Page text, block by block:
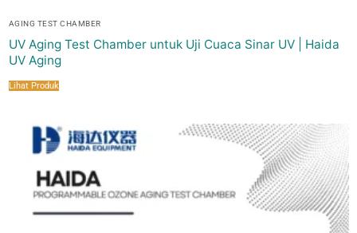
AGING TEST CHAMBER
UV Aging Test Chamber untuk Uji Cuaca Sinar UV | Haida
UV Aging
Lihat Produk